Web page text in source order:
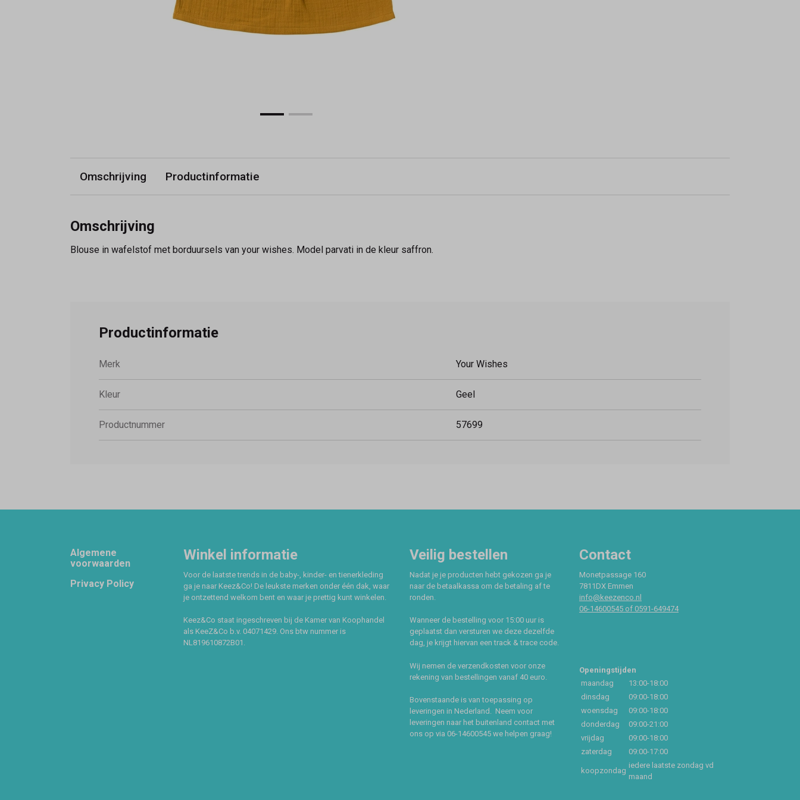
Omschrijving Productinformatie
Omschrijving
Blouse in wafelstof met borduursels van your wishes. Model parvati in de kleur saffron.
Productinformatie
Merk Your Wishes
Kleur Geel
Productnummer 57699
Footer
Algemene
voorwaarden
Privacy Policy
Winkel informatie
Voor de laatste trends in de baby-, kinder- en tienerkleding
ga je naar Keez&Co! De leukste merken onder één dak, waar
je ontzettend welkom bent en waar je prettig kunt winkelen.
Keez&Co staat ingeschreven bij de Kamer van Koophandel
als KeeZ&Co b.v. 04071429. Ons btw nummer is
NL819610872B01.
Veilig bestellen
Nadat je je producten hebt gekozen ga je
naar de betaalkassa om de betaling af te
ronden.
Wanneer de bestelling voor 15:00 uur is
geplaatst dan versturen we deze dezelfde
dag, je krijgt hiervan een track & trace code.
Wij nemen de verzendkosten voor onze
rekening van bestellingen vanaf 40 euro.
Bovenstaande is van toepassing op
leveringen in Nederland. Neem voor
leveringen naar het buitenland contact met
ons op via 06-14600545 we helpen graag!
Contact
Monetpassage 160
7811DX Emmen
info@keezenco.nl
06-14600545 of 0591-649474
Openingstijden
maandag
13:00-18:00
dinsdag
09:00-18:00
woensdag
09:00-18:00
donderdag
09:00-21:00
vrijdag
09:00-18:00
zaterdag
09:00-17:00
koopzondag
iedere laatste zondag vd
maand